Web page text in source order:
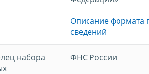
Описание формата
сведений
набора
ФНС России